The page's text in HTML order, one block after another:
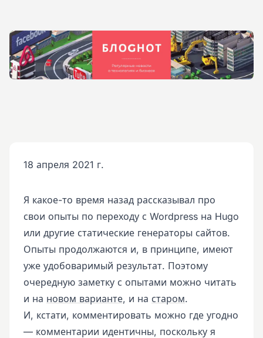
18 апреля 2021 г.
Я какое-то время назад рассказывал про
свои опыты по переходу с Wordpress на Hugo
или другие статические генераторы сайтов.
Опыты продолжаются и, в принципе, имеют
уже удобоваримый результат. Поэтому
очередную заметку с опытами можно читать
и на новом варианте, и на старом.
И, кстати, комментировать можно где угодно
— комментарии идентичны, поскольку я